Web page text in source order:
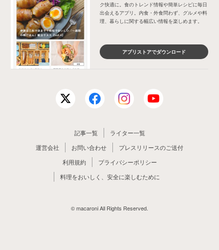
ク快適に。食のトレンド情報や簡単レシピに毎日
出会えるアプリ。内食・外食問わず、グルメや料
理、暮らしに関する幅広い情報を楽しめます。
アプリストアでダウンロード
記事一覧
ライター一覧
運営会社
お問い合わせ
プレスリリースのご送付
利用規約
プライバシーポリシー
料理をおいしく、安全に楽しむために
© macaroni All Rights Reserved.